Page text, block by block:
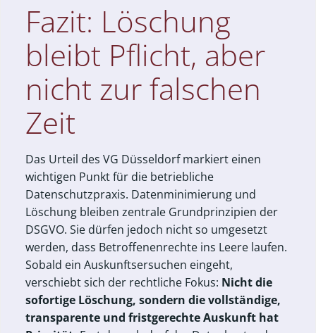
Fazit: Löschung
bleibt Pflicht, aber
nicht zur falschen
Zeit
Das Urteil des VG Düsseldorf markiert einen
wichtigen Punkt für die betriebliche
Datenschutzpraxis. Datenminimierung und
Löschung bleiben zentrale Grundprinzipien der
DSGVO. Sie dürfen jedoch nicht so umgesetzt
werden, dass Betroffenenrechte ins Leere laufen.
Sobald ein Auskunftsersuchen eingeht,
verschiebt sich der rechtliche Fokus: Nicht die
sofortige Löschung, sondern die vollständige,
transparente und fristgerechte Auskunft hat